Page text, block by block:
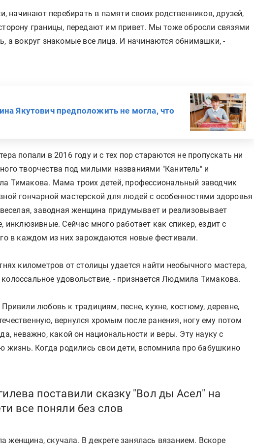
начинают перебирать в памяти своих родственников, друзей,
границы, передают им привет. Мы тоже обросли связями
а вокруг знакомые все лица. И начинаются обнимашки, -
Якутович предположить не могла, что
попали в 2016 году и с тех пор стараются не пропускать ни
творчества под милыми названиями "Канитель" и
Тимакова. Мама троих детей, профессиональный заводчик
гончарной мастерской для людей с особенностями здоровья
заводная женщина придумывает и реализовывает
инклюзивные. Сейчас много работает как спикер, ездит с
в каждом из них зарождаются новые фестивали.
километров от столицы удается найти необычного мастера,
удовольствие, - признается Людмила Тимакова.
любовь к традициям, песне, кухне, костюму, деревне,
вернулся хромым после ранения, ногу ему потом
неважно, какой он национальности и веры. Эту науку с
жизнь. Когда родились свои дети, вспомнила про бабушкино
поставили сказку "Вол ды Асел" на
все поняли без слов
женщина, скучала. В декрете занялась вязанием. Вскоре